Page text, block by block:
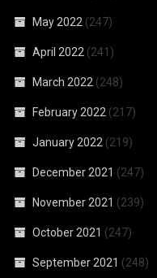
May 2022 (247)
April 2022 (241)
March 2022 (248)
February 2022 (217)
January 2022 (219)
December 2021 (247)
November 2021 (239)
October 2021 (247)
September 2021 (248)